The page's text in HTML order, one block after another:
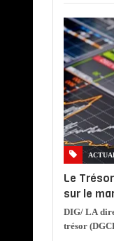
Le
sur le
DIG/ LA
trésor